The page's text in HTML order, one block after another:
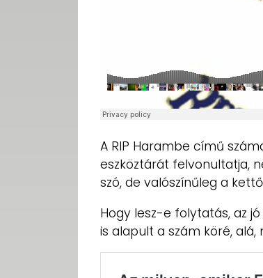
A RIP Harambe című
eszköztárát felvonultatja,
szó, de valószínűleg a
Hogy lesz-e folytatás, az
is alapult a szám köré, alá,